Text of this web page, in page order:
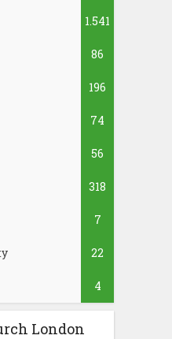
1.541
86
196
74
56
318
7
22
4
London